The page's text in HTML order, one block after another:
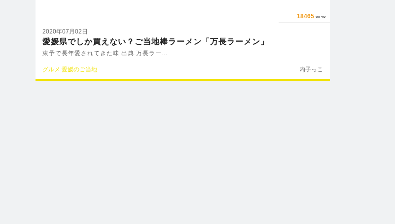
18465 view
2020年07月02日
愛媛県でしか買えない？ご当地棒ラーメン「万長ラーメン」
東予で長年愛されてきた味 出典:万長ラー…
グルメ 愛媛のご当地 内子っこ